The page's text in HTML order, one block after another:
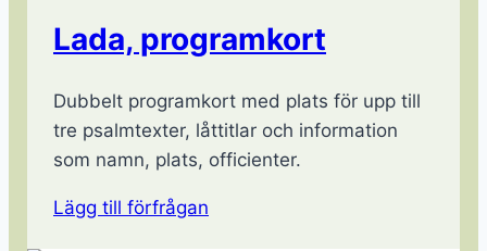
Lada, programkort
Dubbelt programkort med plats för upp till
tre psalmtexter, låttitlar och information
som namn, plats, officienter.
Lägg till förfrågan